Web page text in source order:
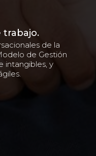
trabajo.
de la
de Gestión
intangibles, y